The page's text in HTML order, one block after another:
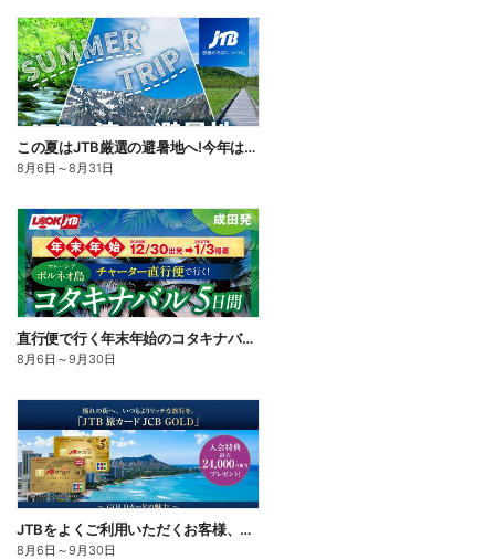
この夏はJTB厳選の避暑地へ!今年は、旅の目的地に「涼しさ」を選んでみませんか。割引クーポンもご用意
8月6日 ～8月31日
直行便で行く年末年始のコタキナバル。リバーサファリや2つの離島巡りなどから選べる満喫プランをご用意♪
8月6日 ～9月30日
JTBをよくご利用いただくお客様、旅行がお好きなお客様に特におすすめのカード。入会キャンペーン実施中
8月6日 ～9月30日